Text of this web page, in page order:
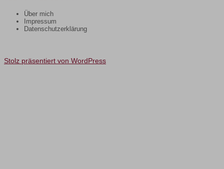
Über mich
Impressum
Datenschutzerklärung
Stolz präsentiert von WordPress